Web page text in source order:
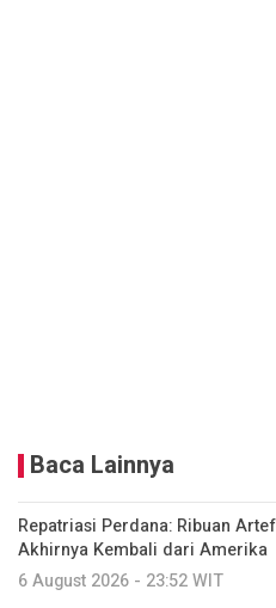
Baca Lainnya
Repatriasi Perdana: Ribuan
Akhirnya Kembali dari Amerika
6 August 2026 - 23:52 WIT